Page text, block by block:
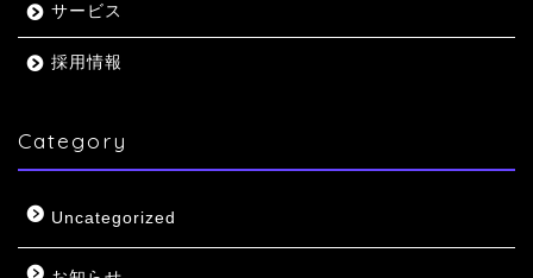
サービス
採用情報
Category
Uncategorized